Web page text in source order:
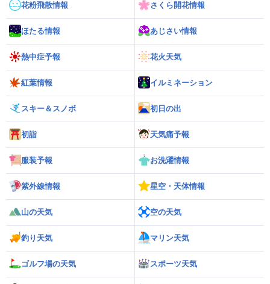
花粉飛散情報 さくら開花情報
ほたる情報 あじさい情報
熱中症予報 花火天気
紅葉情報 イルミネーション
スキー＆スノボ 初日の出
初詣 天気痛予報
服装予報 お洗濯情報
紫外線情報 星空・天体情報
山の天気 空の天気
釣り天気 マリン天気
ゴルフ場の天気 スポーツ天気